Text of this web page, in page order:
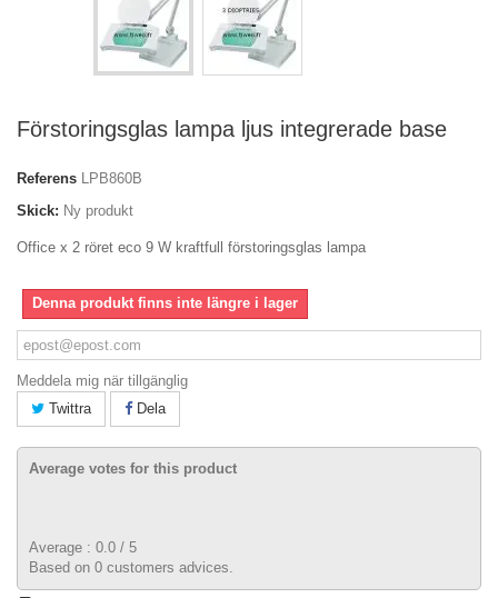
Förstoringsglas lampa ljus integrerade base
Referens LPB860B
Skick: Ny produkt
Office x 2 röret eco 9 W kraftfull förstoringsglas lampa
Denna produkt finns inte längre i lager
Meddela mig när tillgänglig
Twittra
Dela
Average votes for this product
Average : 0.0 / 5
Based on 0 customers advices.